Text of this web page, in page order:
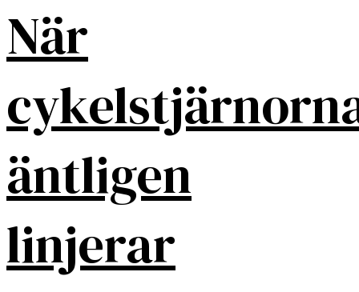
När
äntligen
linjerar